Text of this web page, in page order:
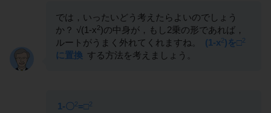
では，いったいどう考えたらよいのでしょう
か？ √(1-x2)の中身が，もし2乗の形であれば，
ルートがうまく外れてくれますね。
(1-x2)を□2
に置換 する方法を考えましょう。
1-〇2=□2